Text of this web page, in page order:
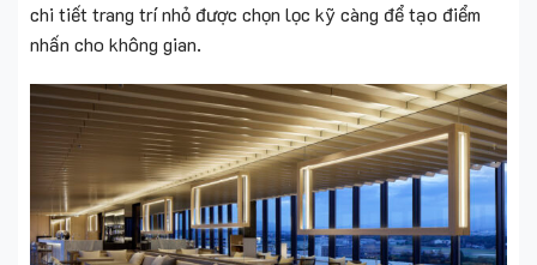
chi tiết trang trí nhỏ được chọn lọc kỹ càng để tạo điểm
nhấn cho không gian.